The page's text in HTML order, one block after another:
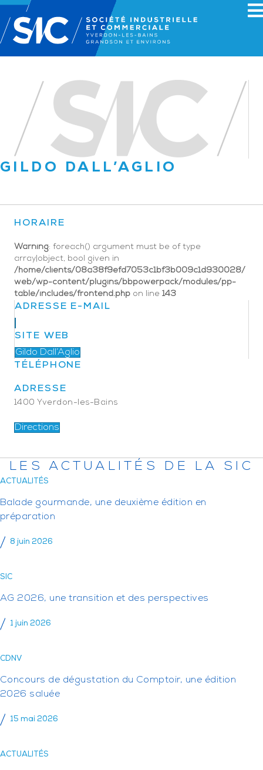
GILDO DALL’AGLIO
HORAIRE
Warning: foreach() argument must be of type
array|object, bool given in
/home/clients/08a38f9efd7053c1bf3b009c1d930028/
web/wp-content/plugins/bbpowerpack/modules/pp-
table/includes/frontend.php on line 143
ADRESSE E-MAIL
SITE WEB
Gildo Dall’Aglio
TÉLÉPHONE
ADRESSE
1400 Yverdon-les-Bains
Directions
LES ACTUALITÉS DE LA SIC
ACTUALITÉS
Balade gourmande, une deuxième édition en
préparation
8 juin 2026
SIC
AG 2026, une transition et des perspectives
1 juin 2026
CDNV
Concours de dégustation du Comptoir, une édition
2026 saluée
15 mai 2026
ACTUALITÉS